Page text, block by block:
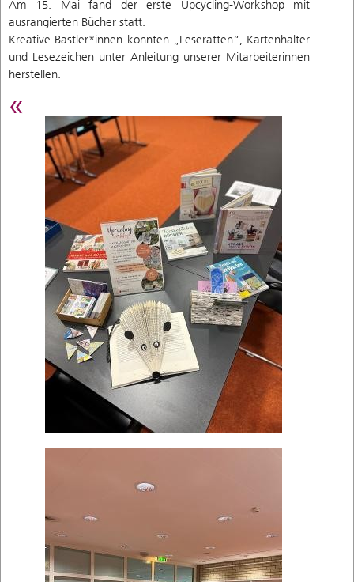
Am 15. Mai fand der erste Upcycling-Workshop mit
ausrangierten Bücher statt.
Kreative Bastler*innen konnten „Leseratten“, Kartenhalter
und Lesezeichen unter Anleitung unserer Mitarbeiterinnen
herstellen.